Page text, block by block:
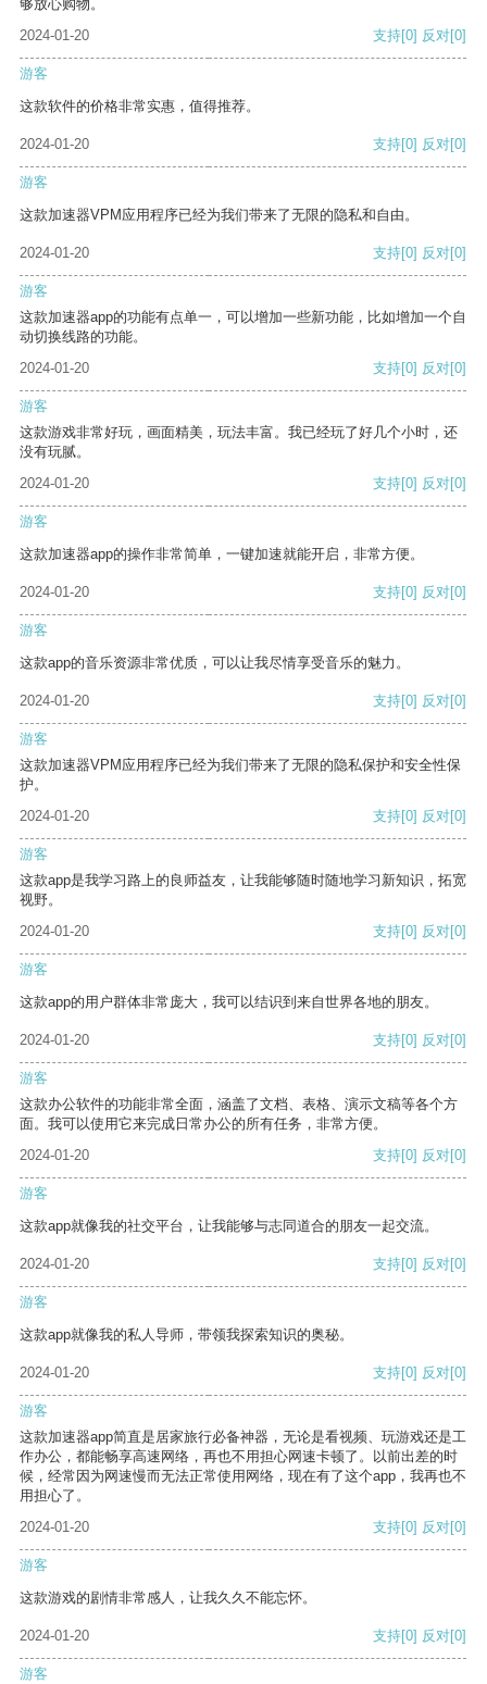
够放心购物。
2024-01-20
支持[0] 反对[0]
游客
这款软件的价格非常实惠，值得推荐。
2024-01-20 支持[0] 反对[0]
游客
这款加速器VPM应用程序已经为我们带来了无限的隐私和自由。
2024-01-20 支持[0] 反对[0]
游客
这款加速器app的功能有点单一，可以增加一些新功能，比如增加一个自
动切换线路的功能。
2024-01-20
支持[0] 反对[0]
游客
这款游戏非常好玩，画面精美，玩法丰富。我已经玩了好几个小时，还
没有玩腻。
2024-01-20
支持[0] 反对[0]
游客
这款加速器app的操作非常简单，一键加速就能开启，非常方便。
2024-01-20 支持[0] 反对[0]
游客
这款app的音乐资源非常优质，可以让我尽情享受音乐的魅力。
2024-01-20 支持[0] 反对[0]
游客
这款加速器VPM应用程序已经为我们带来了无限的隐私保护和安全性保
护。
2024-01-20
支持[0] 反对[0]
游客
这款app是我学习路上的良师益友，让我能够随时随地学习新知识，拓宽
视野。
2024-01-20
支持[0] 反对[0]
游客
这款app的用户群体非常庞大，我可以结识到来自世界各地的朋友。
2024-01-20 支持[0] 反对[0]
游客
这款办公软件的功能非常全面，涵盖了文档、表格、演示文稿等各个方
面。我可以使用它来完成日常办公的所有任务，非常方便。
2024-01-20
支持[0] 反对[0]
游客
这款app就像我的社交平台，让我能够与志同道合的朋友一起交流。
2024-01-20 支持[0] 反对[0]
游客
这款app就像我的私人导师，带领我探索知识的奥秘。
2024-01-20 支持[0] 反对[0]
游客
这款加速器app简直是居家旅行必备神器，无论是看视频、玩游戏还是工
作办公，都能畅享高速网络，再也不用担心网速卡顿了。以前出差的时
候，经常因为网速慢而无法正常使用网络，现在有了这个app，我再也不
用担心了。
2024-01-20
支持[0] 反对[0]
游客
这款游戏的剧情非常感人，让我久久不能忘怀。
2024-01-20 支持[0] 反对[0]
游客